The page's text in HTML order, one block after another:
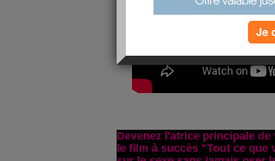
Devenez l'atrice principale
le film à succès "Tout ce que
Je